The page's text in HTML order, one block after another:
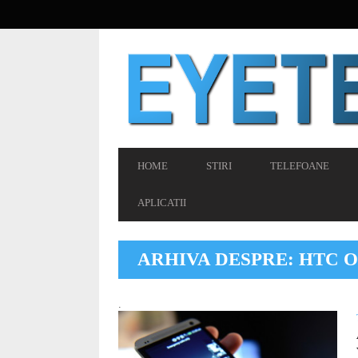
NAVIGATION
NAVIGATION
HOME STIRI TELEFOANE
APLICATII
ARHIVA DESPRE: HTC